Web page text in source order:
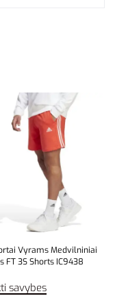
Vyrams Medvilniniai
FT 3S Shorts IC9438
savybes